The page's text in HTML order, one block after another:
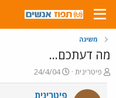
משינה
מה דעתכם...
פ
ו
ת
פיטרינית
פ
ו
ר
24/4/04
פיטרינית